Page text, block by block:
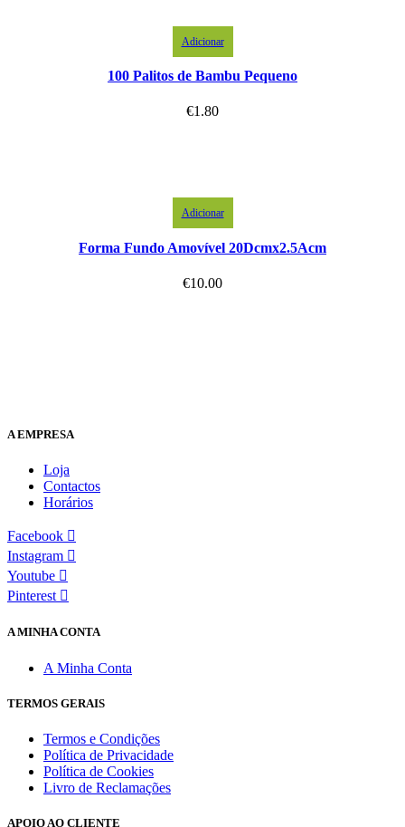
Adicionar
100 Palitos de Bambu Pequeno
€1.80
Adicionar
Forma Fundo Amovível 20Dcmx2.5Acm
€10.00
A EMPRESA
Loja
Contactos
Horários
Facebook
Instagram
Youtube
Pinterest
A MINHA CONTA
A Minha Conta
TERMOS GERAIS
Termos e Condições
Política de Privacidade
Política de Cookies
Livro de Reclamações
APOIO AO CLIENTE